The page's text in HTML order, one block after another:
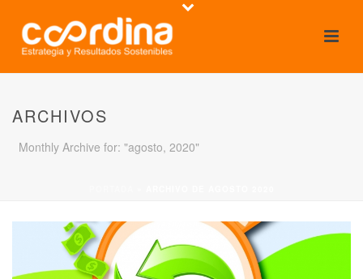
ARCHIVOS
Monthly Archive for: "agosto, 2020"